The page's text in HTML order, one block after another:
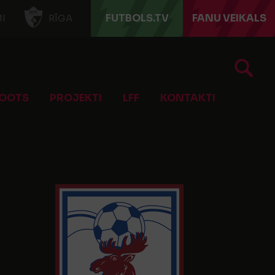
RĪGA FUTBOLS.TV FANU VEIKALS
PROJEKTI LFF KONTAKTI